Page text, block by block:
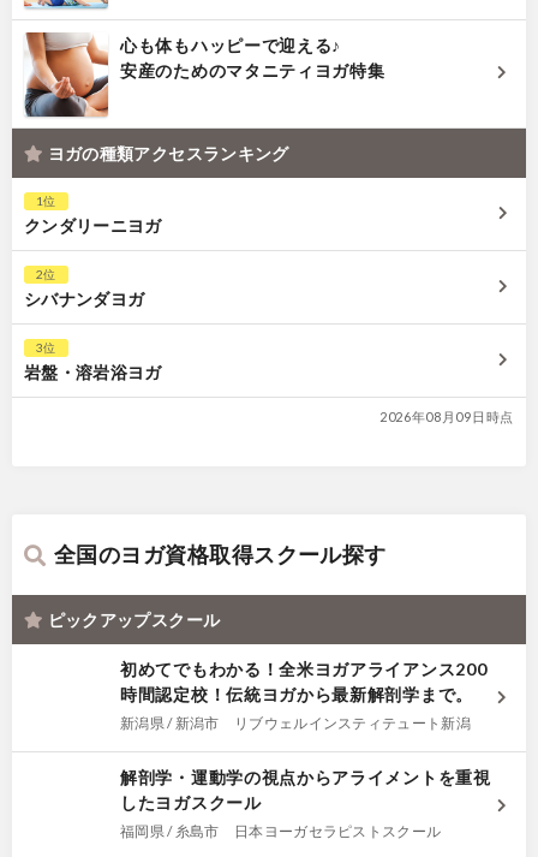
心も体もハッピーで迎える♪
安産のためのマタニティヨガ特集
ヨガの種類アクセスランキング
1位
クンダリーニヨガ
2位
シバナンダヨガ
3位
岩盤・溶岩浴ヨガ
2026年08月09日時点
全国のヨガ資格取得スクール探す
ピックアップスクール
初めてでもわかる！全米ヨガアライアンス200
時間認定校！伝統ヨガから最新解剖学まで。
新潟県 / 新潟市 リブウェルインスティテュート新潟
解剖学・運動学の視点からアライメントを重視
したヨガスクール
福岡県 / 糸島市 日本ヨーガセラピストスクール